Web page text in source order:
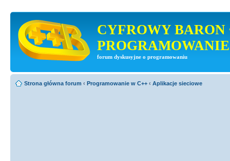
CYFROWY BARON
PROGRAMOWANIE
forum dyskusyjne o programowaniu
Strona główna forum ‹ Programowanie w C++ ‹ Aplikacje sieciowe